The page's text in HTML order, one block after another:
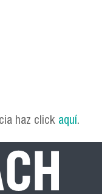
haz click aquí.